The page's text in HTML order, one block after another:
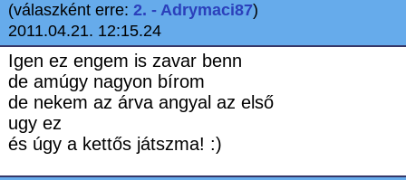
(válaszként erre: 2. - Adrymaci87)
2011.04.21. 12:15.24
Igen ez engem is zavar benn
de amúgy nagyon bírom
de nekem az árva angyal az első
ugy ez
és úgy a kettős játszma! :)